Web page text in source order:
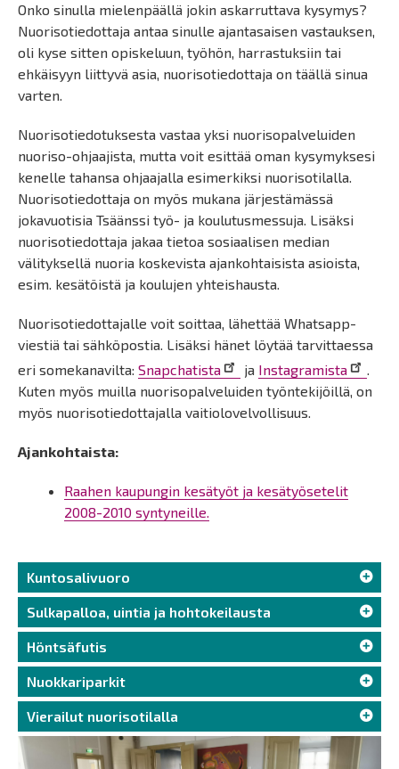
Onko sinulla mielenpäällä jokin askarruttava kysymys?
Nuorisotiedottaja antaa sinulle ajantasaisen vastauksen,
oli kyse sitten opiskeluun, työhön, harrastuksiin tai
ehkäisyyn liittyvä asia, nuorisotiedottaja on täällä sinua
varten.
Nuorisotiedotuksesta vastaa yksi nuorisopalveluiden
nuoriso-ohjaajista, mutta voit esittää oman kysymyksesi
kenelle tahansa ohjaajalla esimerkiksi nuorisotilalla.
Nuorisotiedottaja on myös mukana järjestämässä
jokavuotisia Tsäänssi työ- ja koulutusmessuja. Lisäksi
nuorisotiedottaja jakaa tietoa sosiaalisen median
välityksellä nuoria koskevista ajankohtaisista asioista,
esim. kesätöistä ja koulujen yhteishausta.
Nuorisotiedottajalle voit soittaa, lähettää Whatsapp-
viestiä tai sähköpostia. Lisäksi hänet löytää tarvittaessa
eri somekanavilta: Snapchatista ja Instagramista
.
Kuten myös muilla nuorisopalveluiden työntekijöillä, on
myös nuorisotiedottajalla vaitiolovelvollisuus.
Ajankohtaista:
Raahen kaupungin kesätyöt ja kesätyösetelit
2008-2010 syntyneille.
Kuntosalivuoro
Sulkapalloa, uintia ja hohtokeilausta
Höntsäfutis
Nuokkariparkit
Vierailut nuorisotilalla